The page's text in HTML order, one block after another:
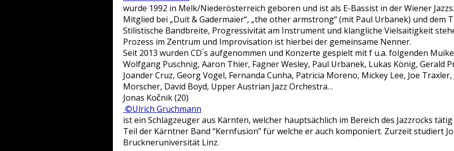
wurde 1992 in Melk/Niederösterreich geboren und ist als E-Bassist in der Wiener
Mitglied bei „Duit & Gadermaier“, „the other armstrong“ (mit Paul Urbanek) und dem
Stilistische Bandbreite, Progressivität am Instrument und klangliche Vielsaitigkeit
Prozess im Zentrum und Improvisation ist hierbei der gemeinsame Nenner.
Seit 2013 wurden CD ́s aufgenommen und Konzerte gespielt mit f u.a. folgenden
Wolfgang Puschnig, Aaron Thier, Fagner Wesley, Paul Urbanek, Lukas König, Gerald
Joander Cruz, Georg Vogel, Fernanda Cunha, Patricia Moreno, Mickey Lee, Joe
Morscher, David Boyd, Upper Austrian Jazz Orchestra…
Jonas Kočnik (20)
©Ulrich Gruchmann
ist ein Schlagzeuger aus Kärnten, welcher hauptsächlich im Bereich des Jazzrocks
Teil der Kärntner Band “Kernfusion” für welche er auch komponiert. Zurzeit studiert
Bruckneruniversität Linz.